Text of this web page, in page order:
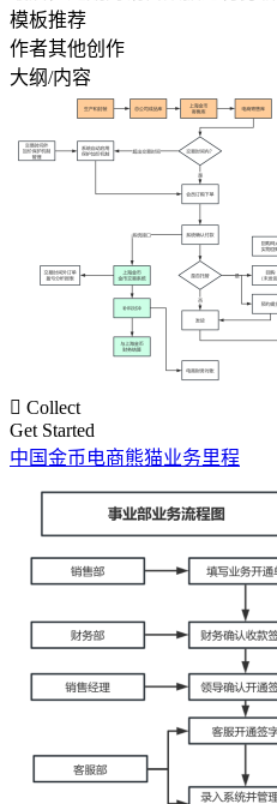
模板推荐
作者其他创作
大纲/内容
 Collect
Get Started
中国金币电商熊猫业务里程